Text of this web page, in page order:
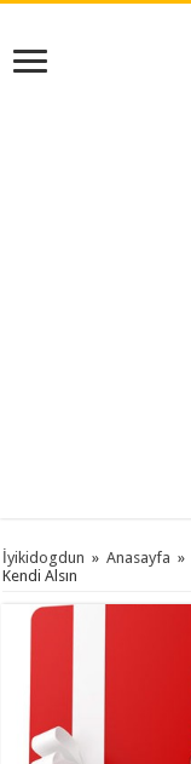
İyikidogdun » Anasayfa »
Kendi Alsın